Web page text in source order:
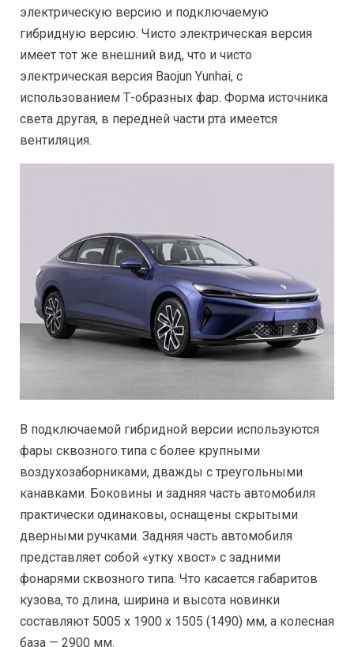
электрическую версию и подключаемую
гибридную версию. Чисто электрическая версия
имеет тот же внешний вид, что и чисто
электрическая версия Baojun Yunhai, с
использованием Т-образных фар. Форма источника
света другая, в передней части рта имеется
вентиляция.
В подключаемой гибридной версии используются
фары сквозного типа с более крупными
воздухозаборниками, дважды с треугольными
канавками. Боковины и задняя часть автомобиля
практически одинаковы, оснащены скрытыми
дверными ручками. Задняя часть автомобиля
представляет собой «утку хвост» с задними
фонарями сквозного типа. Что касается габаритов
кузова, то длина, ширина и высота новинки
составляют 5005 х 1900 х 1505 (1490) мм, а колесная
база — 2900 мм.